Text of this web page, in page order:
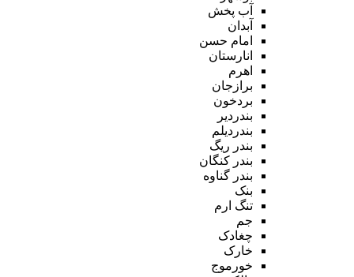
آب پخش
آبدان
امام حسن
انارستان
اهرم
برازجان
بردخون
بندردیر
بندردیلم
بندر ریگ
بندر کنگان
بندر گناوه
بنک
تنگ ارم
جم
چغادک
خارک
خورموج